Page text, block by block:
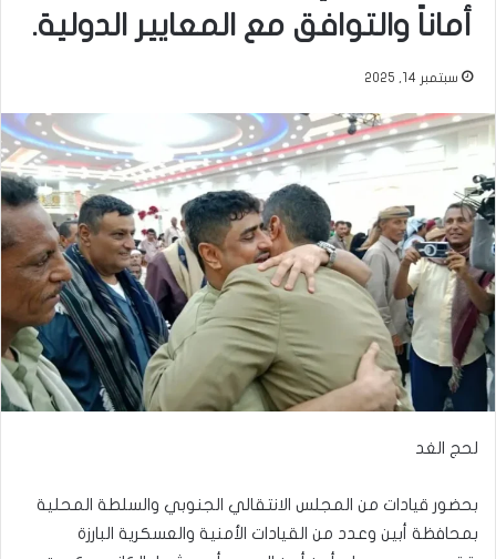
أماناً والتوافق مع المعايير الدولية.
سبتمبر 14, 2025
لحج الغد
بحضور قيادات من المجلس الانتقالي الجنوبي والسلطة المحلية
بمحافظة أبين وعدد من القيادات الأمنية والعسكرية البارزة